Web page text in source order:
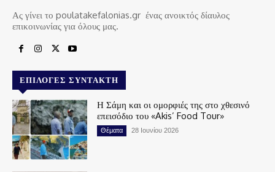
Ας γίνει το poulatakefalonias.gr ένας ανοικτός δίαυλος
επικοινωνίας για όλους μας.
ΕΠΙΛΟΓΈΣ ΣΥΝΤΆΚΤΗ
Η Σάμη και οι ομορφιές της στο χθεσινό
επεισόδιο του «Akis’ Food Tour»
Θέματα 28 Ιουνίου 2026